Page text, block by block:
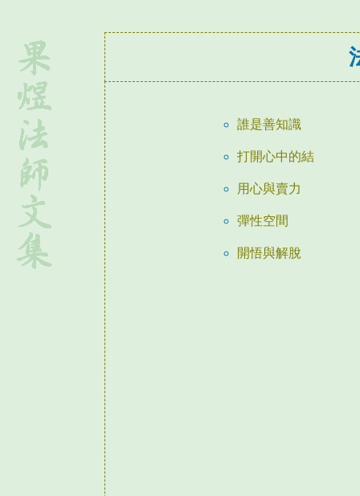
誰是善知識
打開心中的結
用心與賣力
彈性空間
開悟與解脫